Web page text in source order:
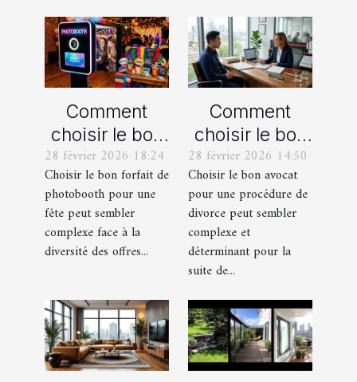
Comment
choisir le bon
forfait de
photobooth
pour votre fête
28 février 2026 18:24
Choisir le bon forfait de
photobooth pour une
fête peut sembler
complexe face à la
diversité des offres...
Comment
choisir le bon
avocat pour
votre
procédure de
divorce ?
28 février 2026 14:50
Choisir le bon avocat
pour une procédure de
divorce peut sembler
complexe et
déterminant pour la
suite de...